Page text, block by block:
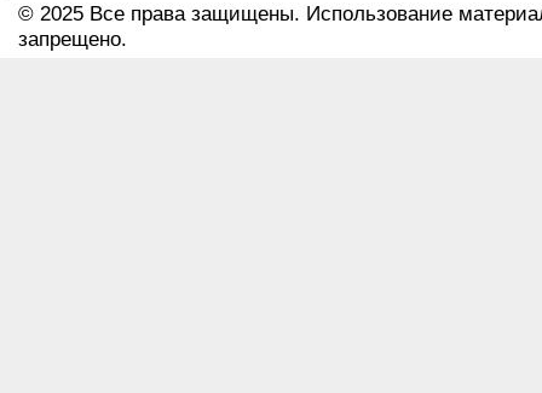
© 2025 Все права защищены. Использование
запрещено.